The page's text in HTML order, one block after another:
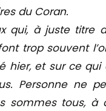
du Coran.
qui, à juste titre
trop souvent
hier, et sur ce
Personne ne
sommes tous, à